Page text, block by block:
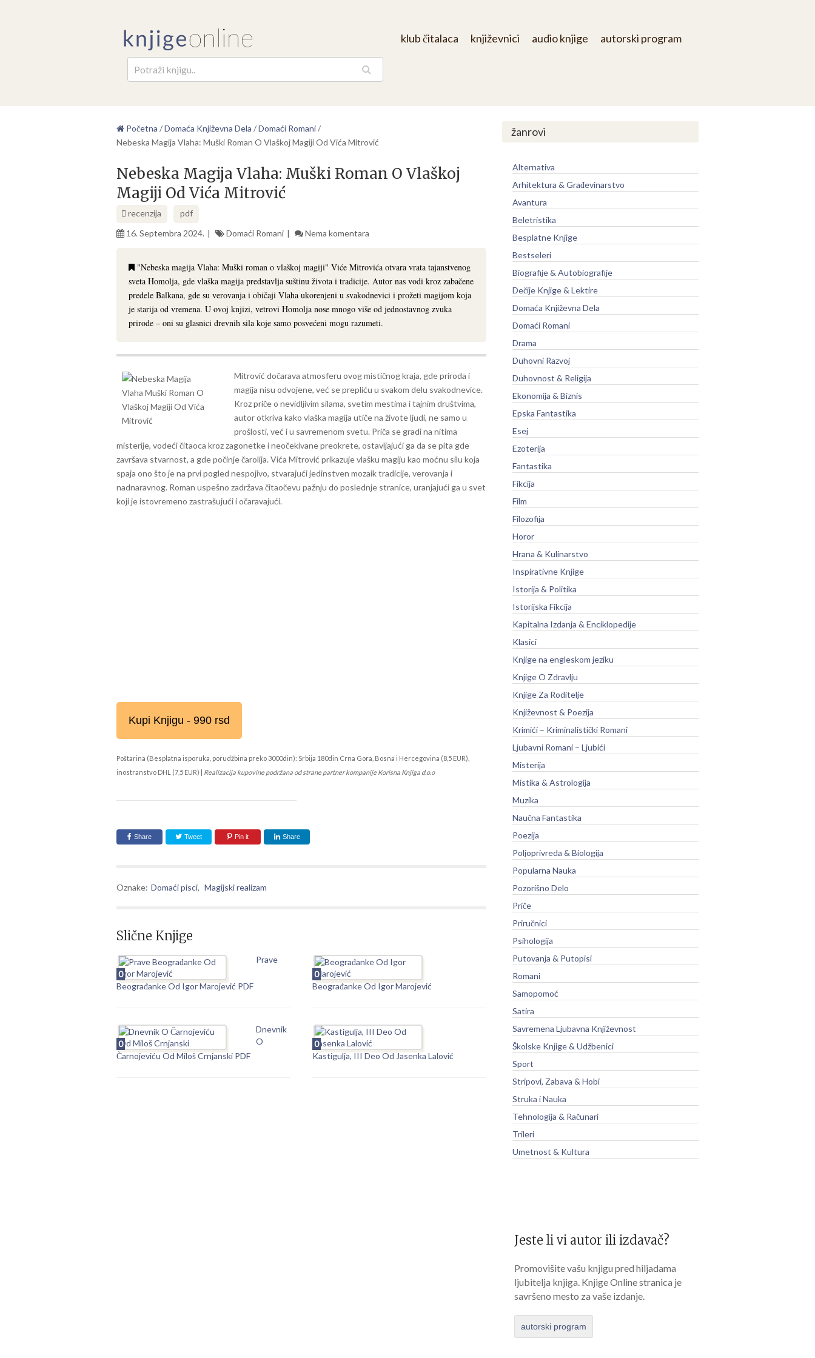
klub čitalaca književnici audio knjige autorski program
Početna /Domaća Književna Dela /Domaći Romani/
Nebeska Magija Vlaha: Muški Roman O Vlaškoj Magiji Od Vića Mitrović
Nebeska Magija Vlaha: Muški Roman O Vlaškoj
Magiji Od Vića Mitrović
recenzija
pdf
16. Septembra 2024.
Domaći Romani Nema komentara
"Nebeska magija Vlaha: Muški roman o vlaškoj magiji" Viće Mitrovića otvara vrata tajanstvenog
sveta Homolja, gde vlaška magija predstavlja suštinu života i tradicije. Autor nas vodi kroz zabačene
predele Balkana, gde su verovanja i običaji Vlaha ukorenjeni u svakodnevici i prožeti magijom koja
je starija od vremena. U ovoj knjizi, vetrovi Homolja nose mnogo više od jednostavnog zvuka
prirode – oni su glasnici drevnih sila koje samo posvećeni mogu razumeti.
Mitrović dočarava atmosferu ovog mističnog kraja, gde priroda i
magija nisu odvojene, već se prepliću u svakom delu svakodnevice.
Kroz priče o nevidljivim silama, svetim mestima i tajnim društvima,
autor otkriva kako vlaška magija utiče na živote ljudi, ne samo u
prošlosti, već i u savremenom svetu. Priča se gradi na nitima
misterije, vodeći čitaoca kroz zagonetke i neočekivane preokrete, ostavljajući ga da se pita gde
završava stvarnost, a gde počinje čarolija. Vića Mitrović prikazuje vlašku magiju kao moćnu silu koja
spaja ono što je na prvi pogled nespojivo, stvarajući jedinstven mozaik tradicije, verovanja i
nadnaravnog. Roman uspešno zadržava čitaočevu pažnju do poslednje stranice, uranjajući ga u svet
koji je istovremeno zastrašujući i očaravajući.
Kupi Knjigu - 990 rsd
Poštarina (Besplatna isporuka, porudžbina preko 3000din): Srbija 180din Crna Gora, Bosna i Hercegovina (8,5 EUR),
inostranstvo DHL (7,5 EUR) | Realizacija kupovine podržana od strane partner kompanije Korisna Knjiga d.o.o
Share Tweet Pin it Share
Oznake: Domaći pisci, Magijski realizam
Slične Knjige
0
Prave
Beograđanke Od Igor Marojević PDF
0
Beograđanke Od Igor Marojević
0
Dnevnik
O
Čarnojeviću Od Miloš Crnjanski PDF
0
Kastigulja, III Deo Od Jasenka Lalović
žanrovi
Alternativa
Arhitektura & Građevinarstvo
Avantura
Beletristika
Besplatne Knjige
Bestseleri
Biografije & Autobiografije
Dečije Knjige & Lektire
Domaća Književna Dela
Domaći Romani
Drama
Duhovni Razvoj
Duhovnost & Religija
Ekonomija & Biznis
Epska Fantastika
Esej
Ezoterija
Fantastika
Fikcija
Film
Filozofija
Horor
Hrana & Kulinarstvo
Inspirativne Knjige
Istorija & Politika
Istorijska Fikcija
Kapitalna Izdanja & Enciklopedije
Klasici
Knjige na engleskom jeziku
Knjige O Zdravlju
Knjige Za Roditelje
Književnost & Poezija
Krimići – Kriminalistički Romani
Ljubavni Romani – Ljubići
Misterija
Mistika & Astrologija
Muzika
Naučna Fantastika
Poezija
Poljoprivreda & Biologija
Popularna Nauka
Pozorišno Delo
Priče
Priručnici
Psihologija
Putovanja & Putopisi
Romani
Samopomoć
Satira
Savremena Ljubavna Književnost
Školske Knjige & Udžbenici
Sport
Stripovi, Zabava & Hobi
Struka i Nauka
Tehnologija & Računari
Trileri
Umetnost & Kultura
Jeste li vi autor ili izdavač?
Promovišite vašu knjigu pred hiljadama
ljubitelja knjiga. Knjige Online stranica je
savršeno mesto za vaše izdanje.
autorski program